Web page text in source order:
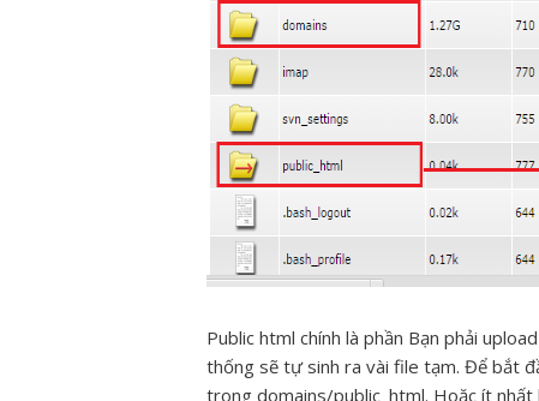
Public html chính là phần Bạn phải
thống sẽ tự sinh ra vài file tạm. Để bắt
trong domains/public_html. Hoặc ít nhất